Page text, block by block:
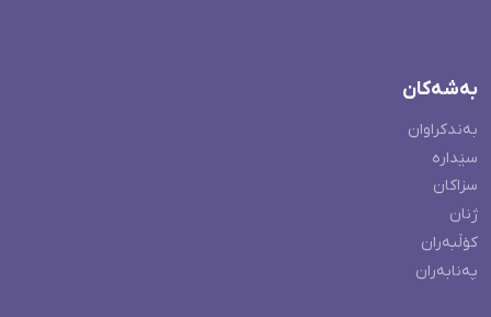
بەشەکان
بەندکراوان
سێدارە
سزاکان
ژنان
کۆڵبەران
پەنابەران